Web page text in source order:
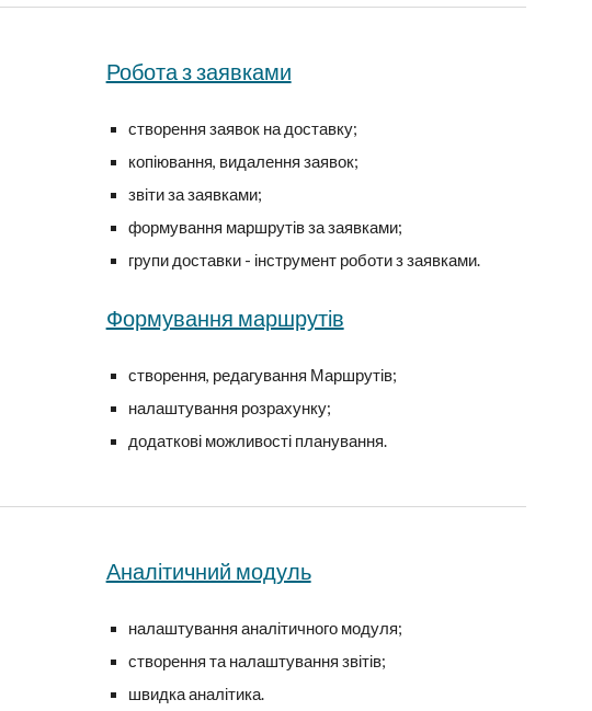
Робота з заявками
створення заявок на доставку;
копіювання, видалення заявок;
звіти за заявками;
формування маршрутів за заявками;
групи доставки - інструмент роботи з заявками.
Формування маршрутів
створення, редагування Маршрутів;
налаштування розрахунку;
додаткові можливості планування.
Аналітичний модуль
налаштування аналітичного модуля;
створення та налаштування звітів;
швидка аналітика.